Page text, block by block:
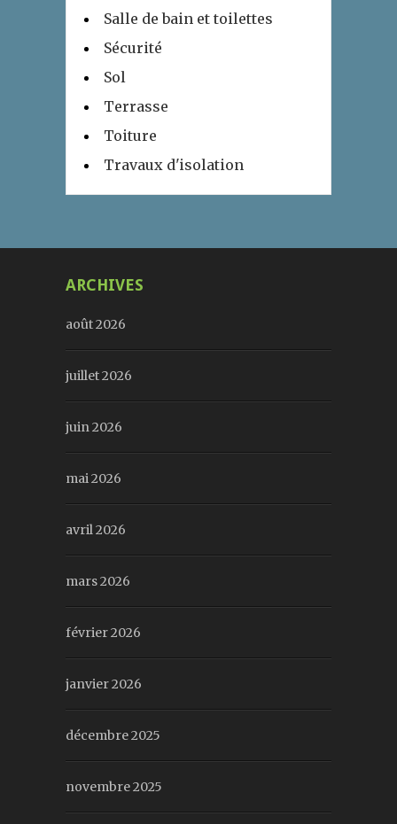
Salle de bain et toilettes
Sécurité
Sol
Terrasse
Toiture
Travaux d'isolation
ARCHIVES
août 2026
juillet 2026
juin 2026
mai 2026
avril 2026
mars 2026
février 2026
janvier 2026
décembre 2025
novembre 2025